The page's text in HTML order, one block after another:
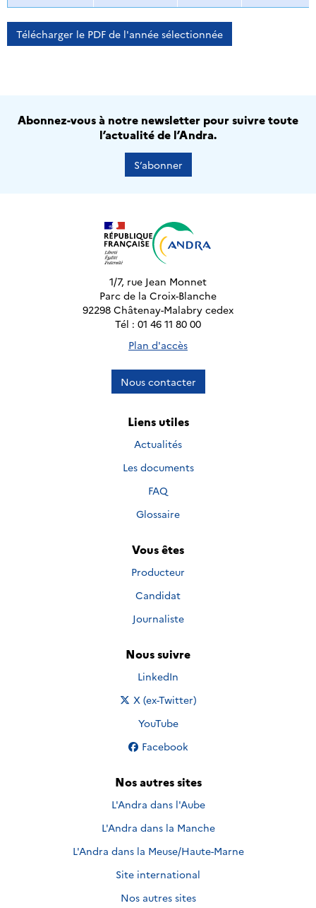
Télécharger le PDF de l'année sélectionnée
Abonnez-vous à notre newsletter pour suivre toute
l’actualité de l’Andra.
S’abonner
1/7, rue Jean Monnet
Parc de la Croix-Blanche
92298 Châtenay-Malabry cedex
Tél : 01 46 11 80 00
Plan d'accès
Nous contacter
Liens utiles
Actualités
Les documents
FAQ
Glossaire
Vous êtes
Producteur
Candidat
Journaliste
Nous suivre
Nous suivre sur
LinkedIn
Nous suivre sur
X (ex-Twitter)
Nous suivre sur
YouTube
Nous suivre sur
Facebook
Nos autres sites
L'Andra dans l'Aube
L'Andra dans la Manche
L'Andra dans la Meuse/Haute-Marne
Site international
Nos autres sites